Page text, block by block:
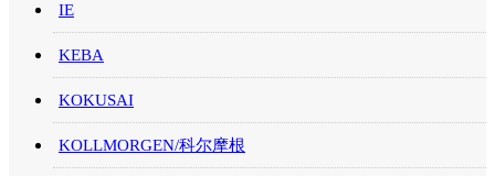
IE
KEBA
KOKUSAI
KOLLMORGEN/科尔摩根